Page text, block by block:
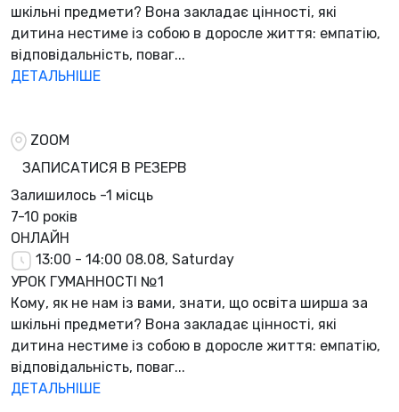
шкільні предмети? Вона закладає цінності, які
дитина нестиме із собою в доросле життя: емпатію,
відповідальність, поваг...
ДЕТАЛЬНІШЕ
ZOOM
ЗАПИСАТИСЯ В РЕЗЕРВ
Залишилось -1 місць
7-10 років
ОНЛАЙН
13:00 - 14:00 08.08, Saturday
УРОК ГУМАННОСТІ №1
Кому, як не нам із вами, знати, що освіта ширша за
шкільні предмети? Вона закладає цінності, які
дитина нестиме із собою в доросле життя: емпатію,
відповідальність, поваг...
ДЕТАЛЬНІШЕ